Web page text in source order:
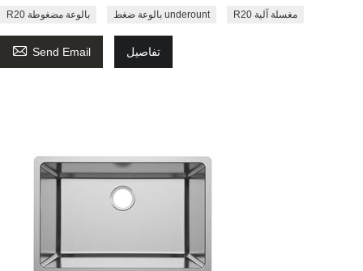
R20 بالوعة مضغوطة بالوعة ضغط underount R20 مغسلة آلية
 Send Email تفاصيل